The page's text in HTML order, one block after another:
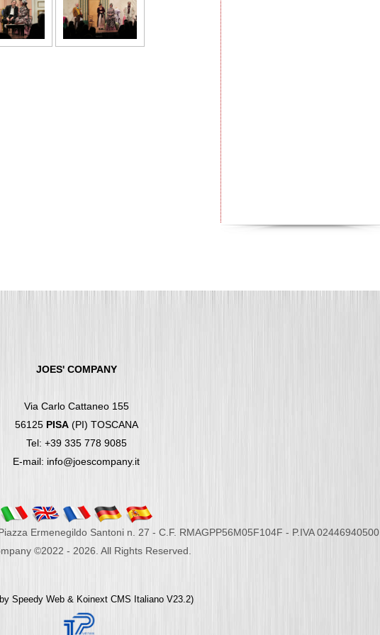
JOES' COMPANY
Via Carlo Cattaneo 155
56125 PISA(PI) TOSCANA
Tel: +39 335 778 9085
E-mail: info@joescompany.it
Ermenegildo Santoni n. 27 - C.F. RMAGPP56M05F104F - P.IVA 02446940500
©2022 - 2026. All Rights Reserved.
Speedy Web & Koinext CMS Italiano V23.2)